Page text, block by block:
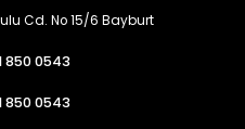
Kız Çocuk 3’lü Takım
Cd. No 15/6 Bayburt
850 0543
850 0543